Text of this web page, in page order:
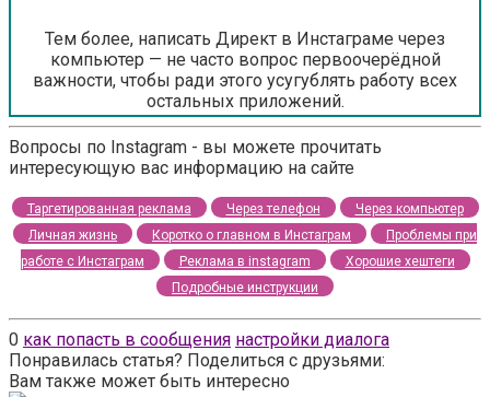
Тем более, написать Директ в Инстаграме через
компьютер — не часто вопрос первоочерёдной
важности, чтобы ради этого усугублять работу всех
остальных приложений.
Вопросы по Instagram - вы можете прочитать
интересующую вас информацию на сайте
Таргетированная реклама Через телефон
Через компьютер
Личная жизнь
Коротко о главном в Инстаграм
Проблемы при
работе с Инстаграм
Реклама в instagram
Хорошие хештеги
Подробные инструкции
0 как попасть в сообщения настройки диалога
Понравилась статья? Поделиться с друзьями:
Вам также может быть интересно